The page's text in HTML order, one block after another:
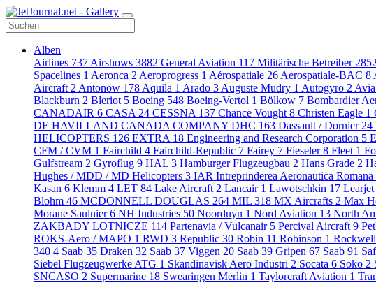
Alben
Airlines 737 Airshows 3882 General Aviation 117 Militärische Betreiber 2852
Spacelines 1 Aeronca 2 Aeroprogress 1 Aérospatiale 26 Aerospatiale-BAC 8
Aircraft 2 Antonow 178 Aquila 1 Arado 3 Auguste Mudry 1 Autogyro 2 Avia
Blackburn 2 Bleriot 5 Boeing 548 Boeing-Vertol 1 Bölkow 7 Bombardier
CANADAIR 6 CASA 24 CESSNA 137 Chance Vought 8 Christen Eagle 1
DE HAVILLAND CANADA COMPANY DHC 163 Dassault / Dornier 24
HELICOPTERS 126 EXTRA 18 Engineering and Research Corporation 5
CFM / CVM 1 Fairchild 4 Fairchild-Republic 7 Fairey 7 Fieseler8 Fleet 1
Gulfstream 2 Gyroflug 9 HAL 3 Hamburger Flugzeugbau 2 Hans Grade 2
Hughes / MDD / MD Helicopters 3 IAR Intreprinderea Aeronautica Romana
Kasan 6 Klemm 4 LET 84 Lake Aircraft 2 Lancair 1 Lawotschkin 17 Learjet
Blohm 46 MCDONNELL DOUGLAS 264 MIL 318 MX Aircrafts 2 Max
Morane Saulnier6 NH Industries 50 Noorduyn 1 Nord Aviation 13 North
ZAKBADY LOTNICZE 114 Partenavia / Vulcanair 5 Percival Aircraft 9
ROKS-Aero / MAPO 1 RWD 3 Republic 30 Robin 11 Robinson 1 Rockwell
340 4 Saab 35 Draken 32 Saab 37 Viggen 20 Saab 39 Gripen 67 Saab 91
Siebel Flugzeugwerke ATG 1 Skandinavisk Aero Industri 2 Socata 6 Soko 2
SNCASO 2 Supermarine 18 Swearingen Merlin 1 Taylorcraft Aviation 1